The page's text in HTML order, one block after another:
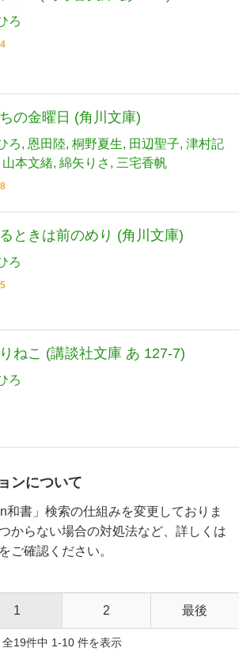
ろ
の金曜日 (角川文庫)
ろ 恩田陸 桐野夏生 田辺聖子 津村記
山本文緒 綿矢りさ 三宅香帆
ときは前のめり (角川文庫)
ろ
ねこ (講談社文庫 あ 127-7)
ろ
ンについて
和書」検索の仕組みを変更しておりま
からない場合の対処法など、詳しくは
をご確認ください。
1 2 最後
全19件中 1-10 件を表示